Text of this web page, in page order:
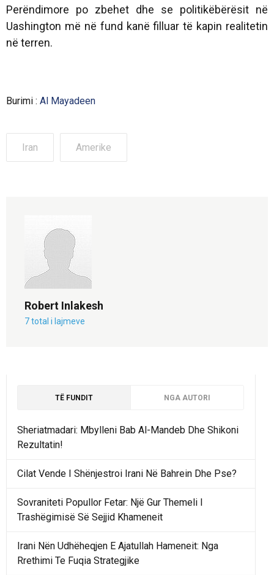
Perëndimore po zbehet dhe se politikëbërësit në
Uashington më në fund kanë filluar të kapin realitetin
në terren.
Burimi : Al Mayadeen
Iran Amerike
Robert Inlakesh
7 total i lajmeve
TË FUNDIT NGA AUTORI
Sheriatmadari: Mbylleni Bab Al-Mandeb Dhe Shikoni
Rezultatin!
Cilat Vende I Shënjestroi Irani Në Bahrein Dhe Pse?
Sovraniteti Popullor Fetar: Një Gur Themeli I
Trashëgimisë Së Sejjid Khameneit
Irani Nën Udhëheqjen E Ajatullah Hameneit: Nga
Rrethimi Te Fuqia Strategjike